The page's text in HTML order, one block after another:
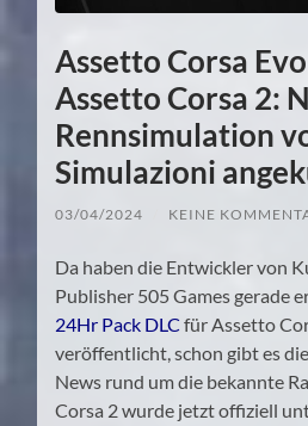
Assetto Corsa
Assetto Corsa 2:
Rennsimulation
Simulazioni
03/04/2024 KEINE
Da haben die Entwickler von
Publisher 505 Games gerade
24Hr Pack DLC für Assetto
veröffentlicht, schon gibt es
News rund um die bekannte
Corsa 2 wurde jetzt offiziell